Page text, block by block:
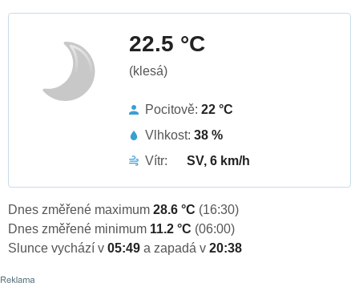
22.5 °C
(klesá)
Pocitově: 22 °C
Vlhkost: 38 %
Vítr:
SV, 6 km/h
Dnes změřené maximum 28.6 °C (16:30)
Dnes změřené minimum 11.2 °C (06:00)
Slunce vychází v 05:49 a zapadá v 20:38